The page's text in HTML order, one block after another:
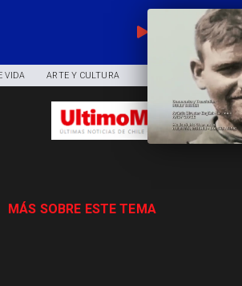
EN VIVO
VIDA ARTE Y CULTURA COMUNIDAD
MÁS SOBRE ESTE TEMA